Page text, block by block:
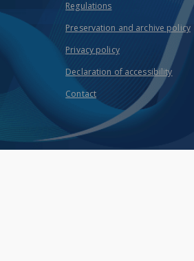
Regulations
Preservation and archive policy
Privacy policy
Declaration of accessibility
Contact